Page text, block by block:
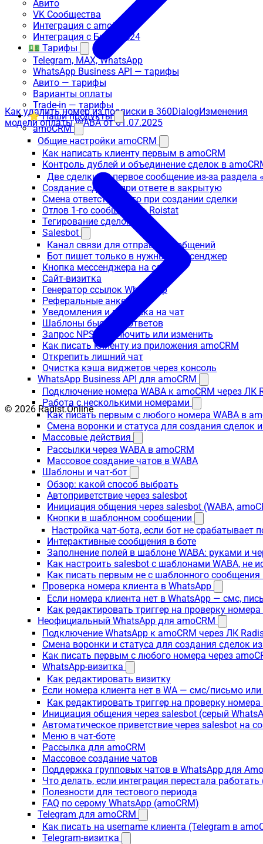
Авито
VK Сообщества
Интеграция с amoCRM
Интеграция с Битрикс24
💵 Тарифы
Telegram, MAX, WhatsApp
WhatsApp Business API — тарифы
Авито — тарифы
Варианты оплаты
Trade-in — тарифы
⭐ Наши продукты
amoCRM
Общие настройки amoCRM
Как написать клиенту первым в amoCRM
Контроль дублей и объединение сделок в
Две сделки на первое сообщение из-за раздела
Создание сделки при ответе в закрытую
Смена ответственного при создании сделки
Отлов 1-го сообщения + Roistat
Тегирование сделок
Salesbot
Канал связи для отправки сообщений
Бот пишет только в нужный мессенджер
Кнопка мессенджера на сайт
Сайт-визитка
Генератор ссылок WhatsApp
Реферальные анкеты
Уведомления и подписка на чат
Шаблоны быстрых ответов
Запрос NPS: выключить или изменить
Как писать клиенту из приложения amoCRM
Открепить лишний чат
Очистка кэша виджетов через консоль
WhatsApp Business API для amoCRM
Подключение номера WABA к amoCRM через ЛК
Работа с несколькими номерами
Как писать первым с любого номера WABA в
Смена воронки и статуса для создания сделок
Массовые действия
Рассылки через WABA в amoCRM
Массовое создание чатов в WABA
Шаблоны и чат-бот
Обзор: какой способ выбрать
Автоприветствие через salesbot
Инициация общения через salesbot (WABA,
Кнопки в шаблонном сообщении
Настройка чат-бота, если бот не срабатывает
Интерактивные сообщения в боте
Заполнение полей в шаблоне WABA: руками и
Как настроить salesbot с шаблонами WABA, не
Как писать первым не с шаблонного сообщения
Проверка номера клиента в WhatsApp
Если номера клиента нет в WhatsApp — смс,
Как редактировать триггер на проверку номера
Неофициальный WhatsApp для amoCRM
Подключение WhatsApp к amoCRM через ЛК
Смена воронки и статуса для создания сделок
Как писать первым с любого номера через
WhatsApp-визитка
Как редактировать визитку
Если номера клиента нет в WA — смс/письмо
Как редактировать триггер на проверку
Инициация общения через salesbot (серый
Автоматическое приветствие через salesbot на
Меню в чат-боте
Рассылка для amoCRM
Массовое создание чатов
Поддержка групповых чатов в WhatsApp для
Что делать, если интеграция перестала
Полезности для тестового периода
FAQ по серому WhatsApp (amoCRM)
Telegram для amoCRM
Как писать на username клиента (Telegram в
Telegram-визитка
Как удалить номер из подписки в 360DialogИзменения
модели оплаты WABA от 01.07.2025
© 2026 Radist.Online